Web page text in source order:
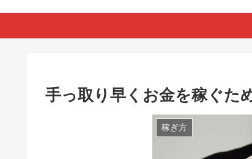
手っ取り早くお金を稼ぐた
稼ぎ方